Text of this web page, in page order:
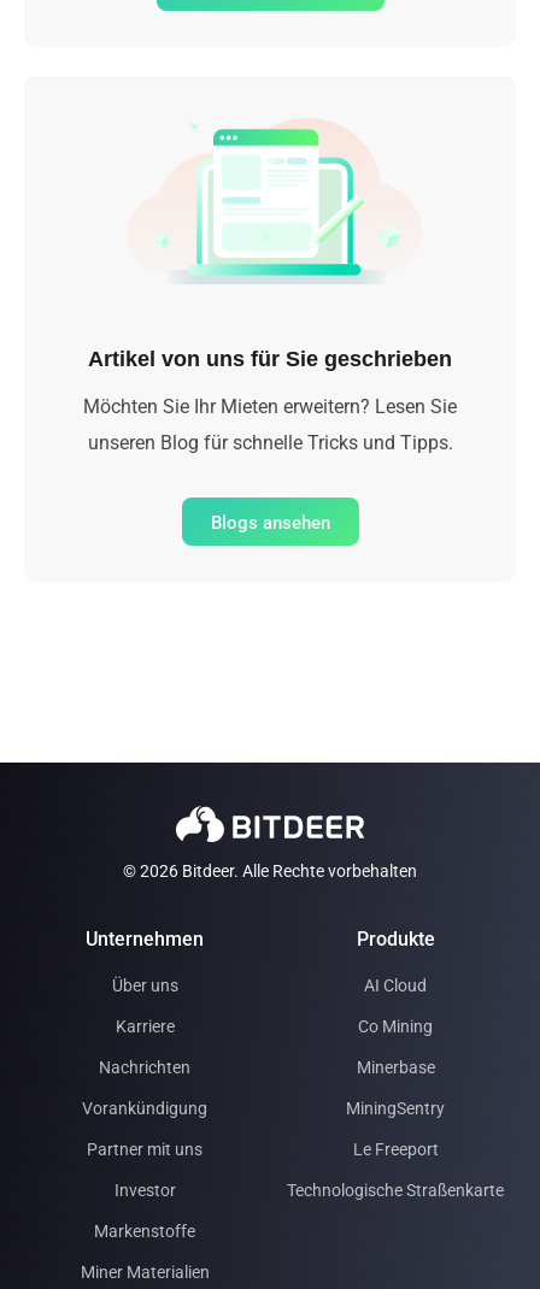
Artikel von uns für Sie geschrieben
Möchten Sie Ihr Mieten erweitern? Lesen Sie
unseren Blog für schnelle Tricks und Tipps.
Blogs ansehen
© 2026 Bitdeer. Alle Rechte vorbehalten
Unternehmen
Über uns
Karriere
Nachrichten
Vorankündigung
Partner mit uns
Investor
Markenstoffe
Miner Materialien
Produkte
AI Cloud
Co Mining
Minerbase
MiningSentry
Le Freeport
Technologische Straßenkarte